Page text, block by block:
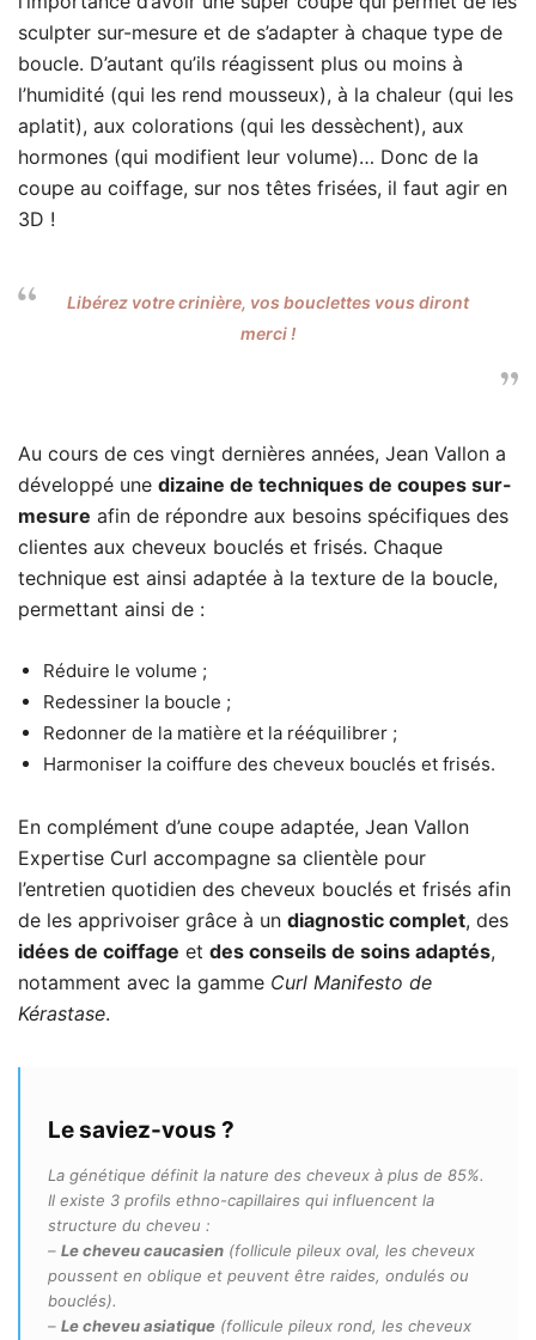
sculpter sur-mesure et de s’adapter à chaque type de
boucle. D’autant qu’ils réagissent plus ou moins à
l’humidité (qui les rend mousseux), à la chaleur (qui les
aplatit), aux colorations (qui les dessèchent), aux
hormones (qui modifient leur volume)… Donc de la
coupe au coiffage, sur nos têtes frisées, il faut agir en
3D !
Libérez votre crinière, vos bouclettes vous diront
merci !
Au cours de ces vingt dernières années, Jean Vallon a
développé une dizaine de techniques de coupes sur-
mesure afin de répondre aux besoins spécifiques des
clientes aux cheveux bouclés et frisés. Chaque
technique est ainsi adaptée à la texture de la boucle,
permettant ainsi de :
Réduire le volume ;
Redessiner la boucle ;
Redonner de la matière et la rééquilibrer ;
Harmoniser la coiffure des cheveux bouclés et frisés.
En complément d’une coupe adaptée, Jean Vallon
Expertise Curl accompagne sa clientèle pour
l’entretien quotidien des cheveux bouclés et frisés afin
de les apprivoiser grâce à un diagnostic complet, des
idées de coiffage et des conseils de soins adaptés,
notamment avec la gamme Curl Manifesto de
Kérastase.
Le saviez-vous ?
La génétique définit la nature des cheveux à plus de 85%.
Il existe 3 profils ethno-capillaires qui influencent la
structure du cheveu :
– Le cheveu caucasien (follicule pileux oval, les cheveux
poussent en oblique et peuvent être raides, ondulés ou
bouclés).
– Le cheveu asiatique (follicule pileux rond, les cheveux